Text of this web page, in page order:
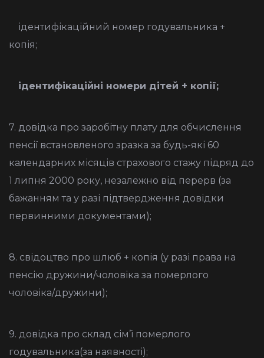
ідентифікаційний номер годувальника +
копія;
ідентифікаційні номери дітей + копії;
7. довідка про заробітну плату для обчислення
пенсії встановленого зразка за будь-які 60
календарних місяців страхового стажу підряд до
1 липня 2000 року, незалежно від перерв (за
бажанням та у разі підтвердження довідки
первинними документами);
8. свідоцтво про шлюб + копія (у разі права на
пенсію дружини/чоловіка за померлого
чоловіка/дружини);
9. довідка про склад сім’ї померлого
годувальника(за наявності);